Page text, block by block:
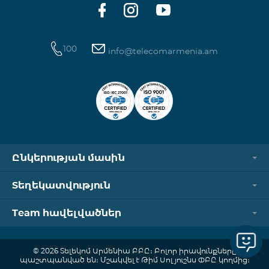
100 info@telecomarmenia.am
Ընկերության մասին
Տեղեկատվություն
Team հավելվածներ
© 2026 Տելեկոմ Արմենիա ԲԲԸ։ Բոլոր իրավունքները
պաշտպանված են։ Մշակվել է Թիմ Սոլյուշնս ՓԲԸ կողմից։